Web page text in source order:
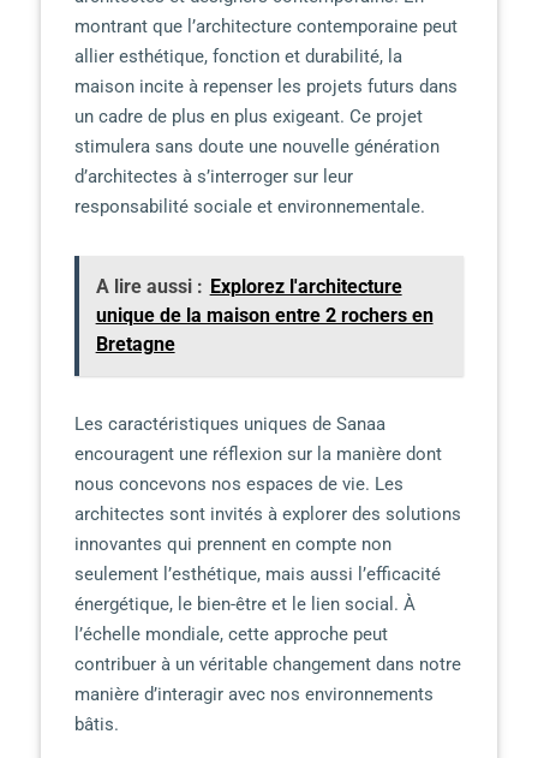
montrant que l’architecture contemporaine peut
allier esthétique, fonction et durabilité, la
maison incite à repenser les projets futurs dans
un cadre de plus en plus exigeant. Ce projet
stimulera sans doute une nouvelle génération
d’architectes à s’interroger sur leur
responsabilité sociale et environnementale.
A lire aussi : Explorez l'architecture
unique de la maison entre 2 rochers en
Bretagne
Les caractéristiques uniques de Sanaa
encouragent une réflexion sur la manière dont
nous concevons nos espaces de vie. Les
architectes sont invités à explorer des solutions
innovantes qui prennent en compte non
seulement l’esthétique, mais aussi l’efficacité
énergétique, le bien-être et le lien social. À
l’échelle mondiale, cette approche peut
contribuer à un véritable changement dans notre
manière d’interagir avec nos environnements
bâtis.